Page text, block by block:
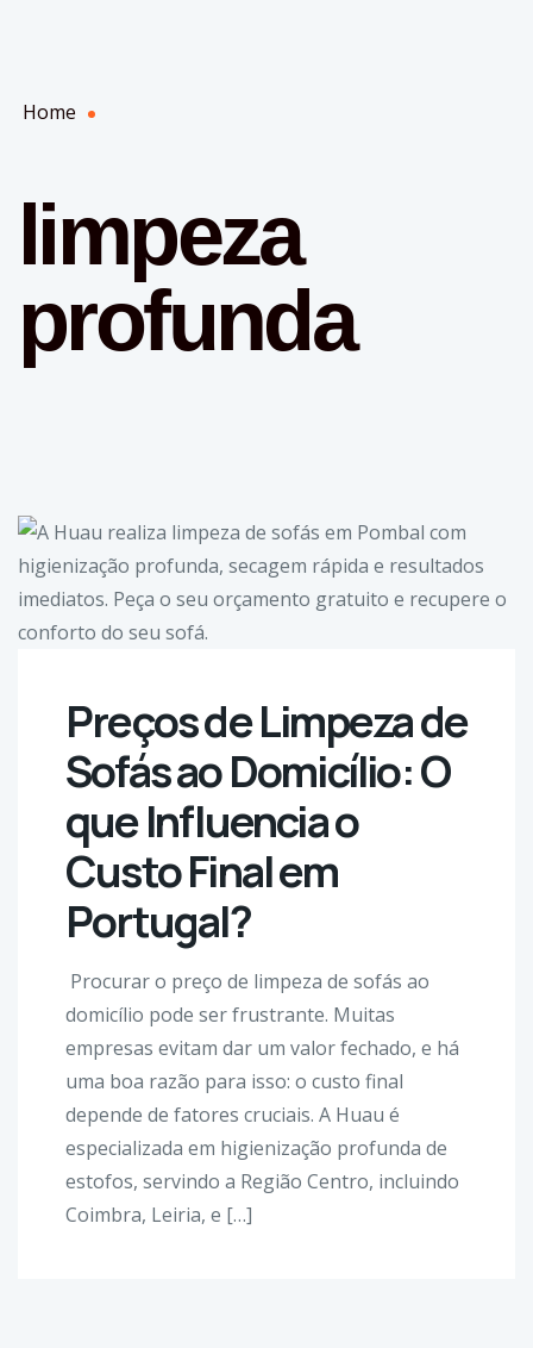
Home
limpeza
profunda
Preços de Limpeza de
Sofás ao Domicílio: O
que Influencia o
Custo Final em
Portugal?
Procurar o preço de limpeza de sofás ao
domicílio pode ser frustrante. Muitas
empresas evitam dar um valor fechado, e há
uma boa razão para isso: o custo final
depende de fatores cruciais. A Huau é
especializada em higienização profunda de
estofos, servindo a Região Centro, incluindo
Coimbra, Leiria, e […]